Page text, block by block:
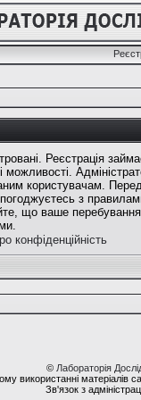
Реєстрація
користувачам.
з
що ваше
конфіденційність
© Лабораторія
використанні матеріалів
Зв'язок з